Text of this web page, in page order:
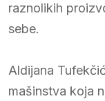
raznolikih
sebe.
Aldijana
mašinstva koja